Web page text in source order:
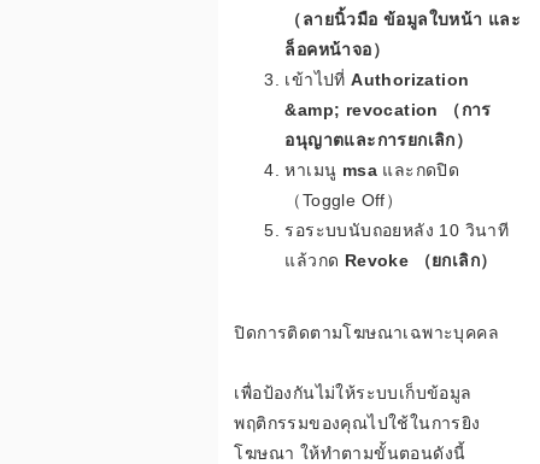
（ลายนิ้วมือ ข้อมูลใบหน้า และ
ล็อคหน้าจอ）
เข้าไปที่Authorization
&amp; revocation （การ
อนุญาตและการยกเลิก）
หาเมนู msa และกดปิด
（Toggle Off）
รอระบบนับถอยหลัง 10 วินาที
แล้วกด Revoke （ยกเลิก）
ปิดการติดตามโฆษณาเฉพาะบุคคล
เพื่อป้องกันไม่ให้ระบบเก็บข้อมูล
พฤติกรรมของคุณไปใช้ในการยิง
โฆษณา ให้ทำตามขั้นตอนดังนี้